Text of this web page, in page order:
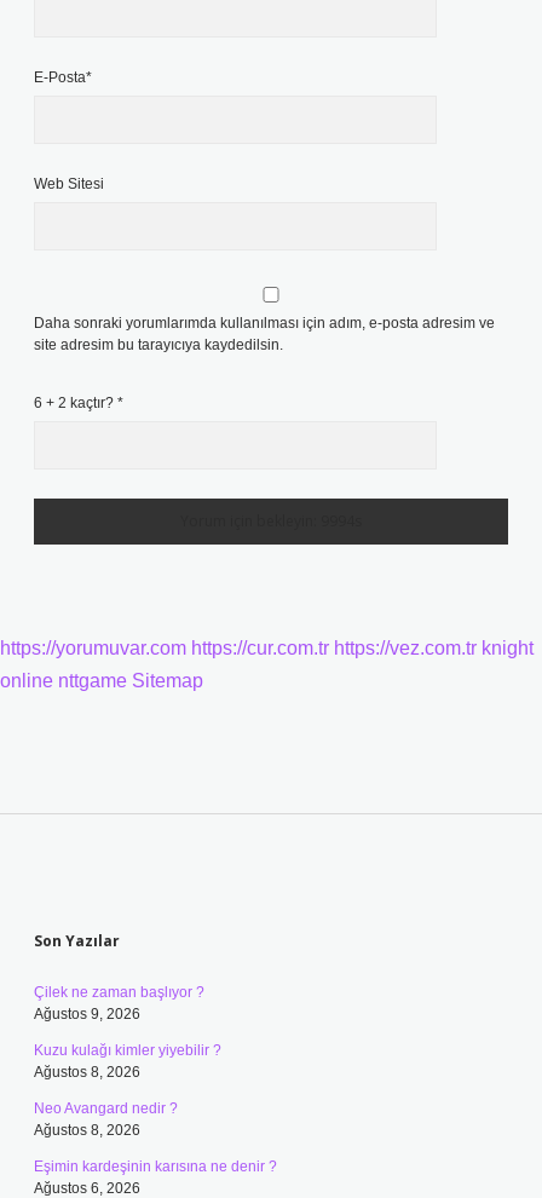
E-Posta*
Web Sitesi
Daha sonraki yorumlarımda kullanılması için adım, e-posta adresim ve
site adresim bu tarayıcıya kaydedilsin.
6 + 2 kaçtır? *
https://yorumuvar.com https://cur.com.tr https://vez.com.tr knight
online nttgame Sitemap
Son Yazılar
Çilek ne zaman başlıyor ?
Ağustos 9, 2026
Kuzu kulağı kimler yiyebilir ?
Ağustos 8, 2026
Neo Avangard nedir ?
Ağustos 8, 2026
Eşimin kardeşinin karısına ne denir ?
Ağustos 6, 2026